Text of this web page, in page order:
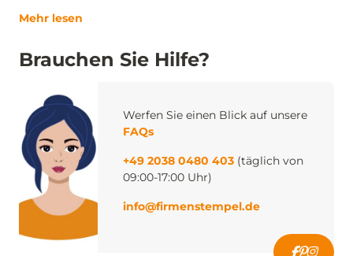
Mehr lesen
Brauchen Sie Hilfe?
Werfen Sie einen Blick auf unsere
FAQs
+49 2038 0480 403 (täglich von
09:00-17:00 Uhr)
info@firmenstempel.de